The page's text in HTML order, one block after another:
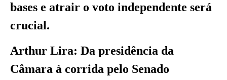
bases e atrair o voto independente será
crucial.
Arthur Lira: Da presidência da
Câmara à corrida pelo Senado